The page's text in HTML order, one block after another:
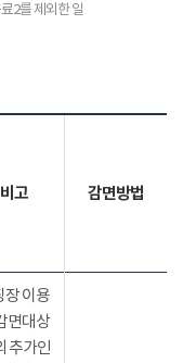
2를 제외한 일
비고 감면방법
장 이용
면대상
추가인